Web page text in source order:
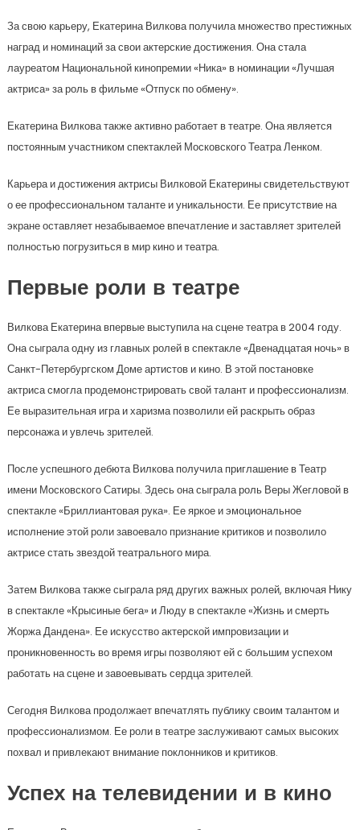
За свою карьеру, Екатерина Вилкова получила множество престижных
наград и номинаций за свои актерские достижения. Она стала
лауреатом Национальной кинопремии «Ника» в номинации «Лучшая
актриса» за роль в фильме «Отпуск по обмену».
Екатерина Вилкова также активно работает в театре. Она является
постоянным участником спектаклей Московского Театра Ленком.
Карьера и достижения актрисы Вилковой Екатерины свидетельствуют
о ее профессиональном таланте и уникальности. Ее присутствие на
экране оставляет незабываемое впечатление и заставляет зрителей
полностью погрузиться в мир кино и театра.
Первые роли в театре
Вилкова Екатерина впервые выступила на сцене театра в 2004 году.
Она сыграла одну из главных ролей в спектакле «Двенадцатая ночь» в
Санкт-Петербургском Доме артистов и кино. В этой постановке
актриса смогла продемонстрировать свой талант и профессионализм.
Ее выразительная игра и харизма позволили ей раскрыть образ
персонажа и увлечь зрителей.
После успешного дебюта Вилкова получила приглашение в Театр
имени Московского Сатиры. Здесь она сыграла роль Веры Жегловой в
спектакле «Бриллиантовая рука». Ее яркое и эмоциональное
исполнение этой роли завоевало признание критиков и позволило
актрисе стать звездой театрального мира.
Затем Вилкова также сыграла ряд других важных ролей, включая Нику
в спектакле «Крысиные бега» и Люду в спектакле «Жизнь и смерть
Жоржа Дандена». Ее искусство актерской импровизации и
проникновенность во время игры позволяют ей с большим успехом
работать на сцене и завоевывать сердца зрителей.
Сегодня Вилкова продолжает впечатлять публику своим талантом и
профессионализмом. Ее роли в театре заслуживают самых высоких
похвал и привлекают внимание поклонников и критиков.
Успех на телевидении и в кино